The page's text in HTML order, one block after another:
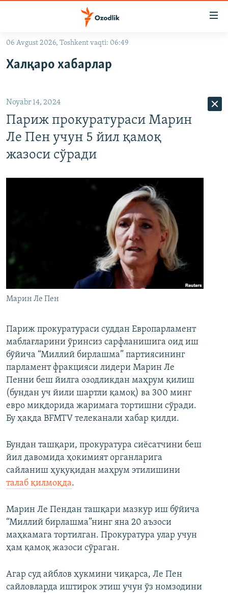
Асосий
навигацияга
Қидиришга
ўтинг
OZODVIDEO
На русском
ИЖТИМОИЙ ТАРМОҚЛАР
Озодлик бошқа тилларда
06 Avgust 2026, Toshkent vaqti: 06:49
Халқаро хабарлар
Noyabr 14, 2024
Париж прокуратураси Марин
Ле Пен учун 5 йил қамоқ
жазоси сўради
Марин Ле Пен
Париж прокуратураси суддан Европарламент
маблағларини ўринсиз сарфланишига оид иш
бўйича “Миллий бирлашма” партиясининг
парламент фракцияси лидери Марин Ле
Пенни беш йилга озодликдан маҳрум қилиш
(бундан уч йили шартли қамоқ) ва 300 минг
евро миқдорида жаримага тортишни сўради.
Бу ҳақда BFMTV телеканали хабар қилди.
Бундан ташқари, прокуратура сиёсатчини беш
йил давомида ҳокимият органларига
сайланиш ҳуқуқидан маҳрум этилишини
талаб қилмоқда.
Марин Ле Пендан ташқари мазкур иш бўйича
“Миллий бирлашма”нинг яна 20 аъзоси
маҳкамага тортилган. Прокуратура улар учун
ҳам қамоқ жазоси сўраган.
Агар суд айблов ҳукмини чиқарса, Ле Пен
сайловларда иштирок этиш учун ўз номзодини